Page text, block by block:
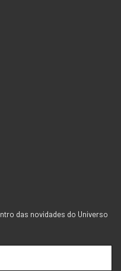
das novidades do Universo